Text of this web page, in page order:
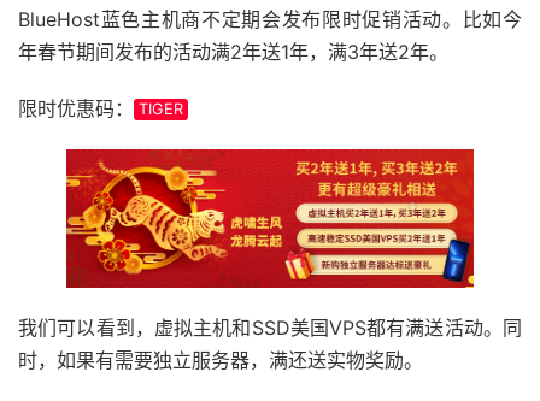
BlueHost蓝色主机商不定期会发布限时促销活动。比如今
年春节期间发布的活动满2年送1年，满3年送2年。
限时优惠码： TIGER
我们可以看到，虚拟主机和SSD美国VPS都有满送活动。同
时，如果有需要独立服务器，满还送实物奖励。